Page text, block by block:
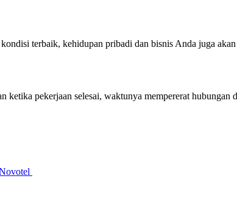
terbaik, kehidupan pribadi dan bisnis Anda juga
ketika pekerjaan selesai, waktunya mempererat hubungan